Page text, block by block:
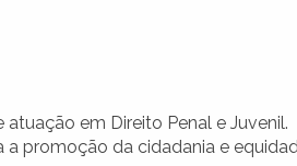
em Direito Penal e Juvenil.
promoção da cidadania e